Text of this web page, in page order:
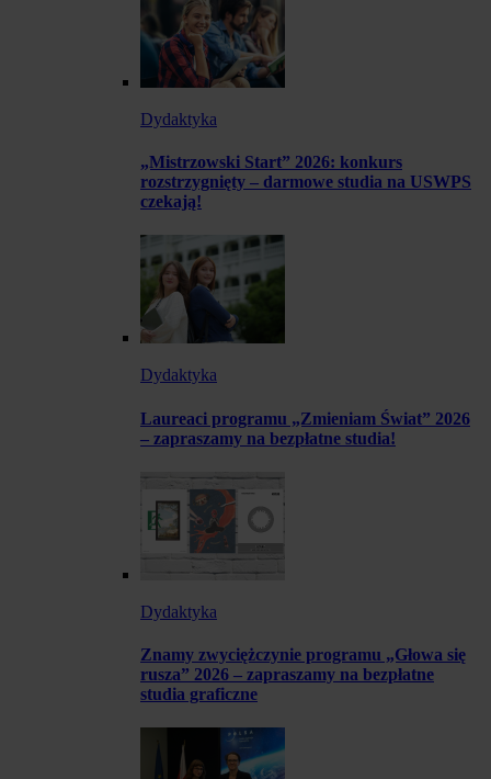
Dydaktyka
„Mistrzowski Start” 2026: konkurs
rozstrzygnięty – darmowe studia na USWPS
czekają!
Dydaktyka
Laureaci programu „Zmieniam Świat” 2026
– zapraszamy na bezpłatne studia!
Dydaktyka
Znamy zwyciężczynie programu „Głowa się
rusza” 2026 – zapraszamy na bezpłatne
studia graficzne